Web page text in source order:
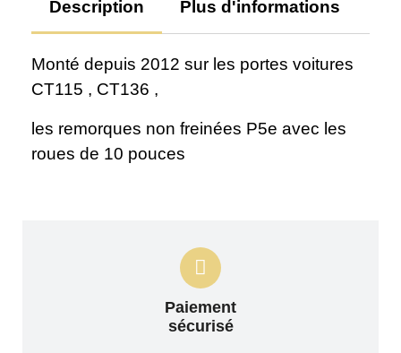
Description Plus d'informations
Monté depuis 2012 sur les portes voitures
CT115 , CT136 ,
les remorques non freinées P5e avec les
roues de 10 pouces
Paiement
sécurisé